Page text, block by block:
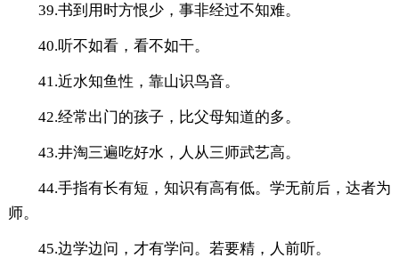
39.书到用时方恨少，事非经过不知难。
40.听不如看，看不如干。
41.近水知鱼性，靠山识鸟音。
42.经常出门的孩子，比父母知道的多。
43.井淘三遍吃好水，人从三师武艺高。
44.手指有长有短，知识有高有低。学无前后，达者为
师。
45.边学边问，才有学问。若要精，人前听。